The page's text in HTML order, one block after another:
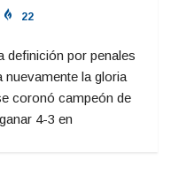
22
definición por penales
la gloria
coronó campeón de
4-3 en